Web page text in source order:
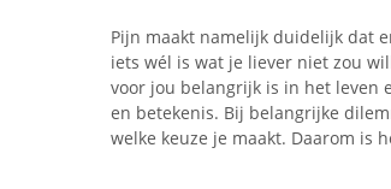
Pijn maakt namelijk duidelijk dat
iets wél is wat je liever niet zou
voor jou belangrijk is in het leven
en betekenis. Bij belangrijke
welke keuze je maakt. Daarom is